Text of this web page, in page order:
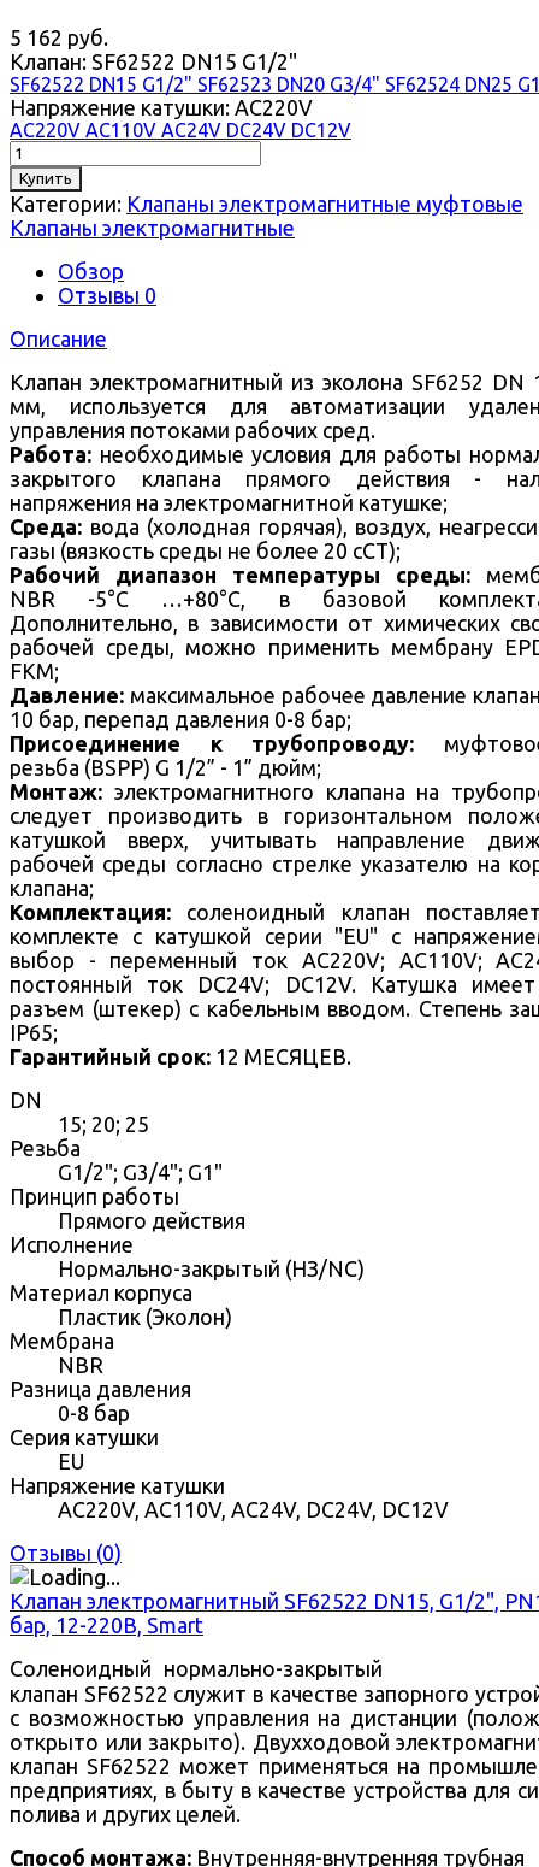
5 162 руб.
Клапан: SF62522 DN15 G1/2"
SF62522 DN15 G1/2" SF62523 DN20 G3/4" SF62524 DN25
Напряжение катушки: AC220V
AC220V AC110V AC24V DC24V DC12V
Купить
Категории: Клапаны электромагнитные муфтовые
Клапаны электромагнитные
Обзор
Отзывы 0
Описание
Клапан электромагнитный из эколона SF6252 DN
мм, используется для автоматизации
управления потоками рабочих сред.
Работа: необходимые условия для работы
закрытого клапана прямого действия -
напряжения на электромагнитной катушке;
Среда: вода (холодная горячая), воздух,
газы (вязкость среды не более 20 cCT);
Рабочий диапазон температуры среды:
NBR -5°С …+80°С, в базовой
Дополнительно, в зависимости от химических
рабочей среды, можно применить мембрану
FKM;
Давление: максимальное рабочее давление
10 бар, перепад давления 0-8 бар;
Присоединение к трубопроводу:
резьба (BSPP) G 1/2” - 1” дюйм;
Монтаж: электромагнитного клапана на
следует производить в горизонтальном
катушкой вверх, учитывать направление
рабочей среды согласно стрелке указателю на
клапана;
Комплектация: соленоидный клапан
комплекте с катушкой серии "EU" с
выбор - переменный ток AC220V; AC110V;
постоянный ток DC24V; DC12V. Катушка
разъем (штекер) с кабельным вводом. Степень
IP65;
Гарантийный срок: 12 МЕСЯЦЕВ.
DN
15; 20; 25
Резьба
G1/2"; G3/4"; G1"
Принцип работы
Прямого действия
Исполнение
Нормально-закрытый (НЗ/NC)
Материал корпуса
Пластик (Эколон)
Мембрана
NBR
Разница давления
0-8 бар
Серия катушки
EU
Напряжение катушки
AC220V, AC110V, AC24V, DC24V, DC12V
Отзывы (0)
Клапан электромагнитный SF62522 DN15, G1/2",
бар, 12-220В, Smart
Соленоидный нормально-закрытый
клапан SF62522 служит в качестве запорного
с возможностью управления на дистанции
открыто или закрыто). Двухходовой
клапан SF62522 может применяться на
предприятиях, в быту в качестве устройства для
полива и других целей.
Способ монтажа: Внутренняя-внутренняя трубная